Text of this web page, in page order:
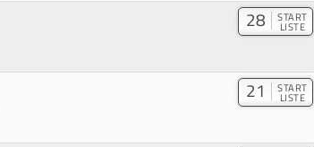
28 START
LISTE
21 START
LISTE